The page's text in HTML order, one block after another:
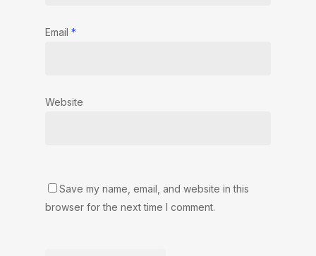
Email *
Website
Save my name, email, and website in this
browser for the next time I comment.